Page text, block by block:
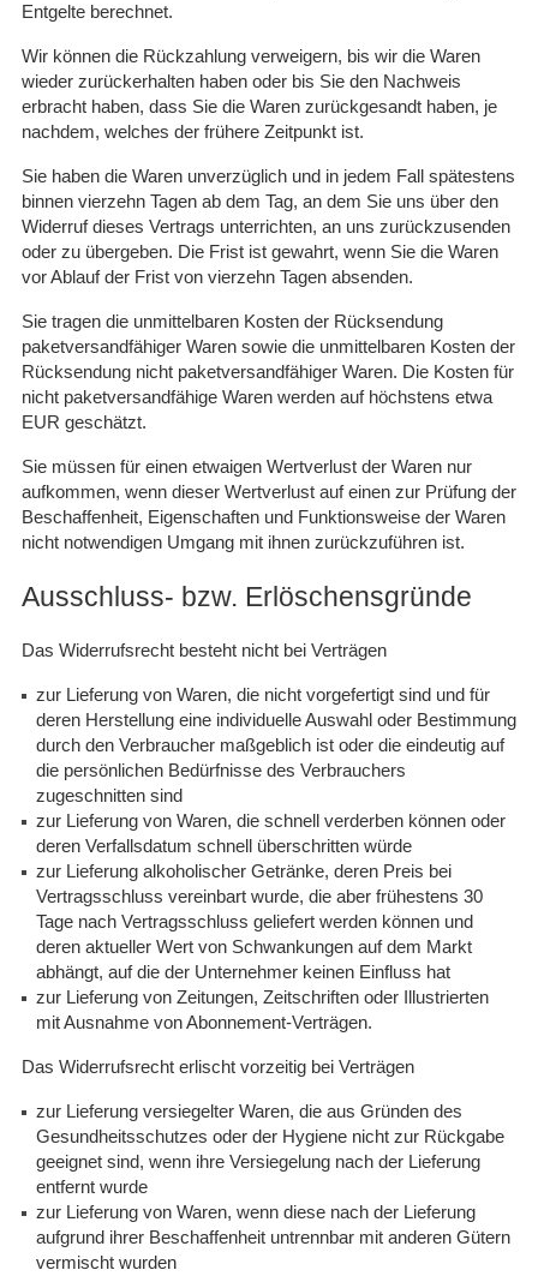
Entgelte berechnet.
Wir können die Rückzahlung verweigern, bis wir die Waren
wieder zurückerhalten haben oder bis Sie den Nachweis
erbracht haben, dass Sie die Waren zurückgesandt haben, je
nachdem, welches der frühere Zeitpunkt ist.
Sie haben die Waren unverzüglich und in jedem Fall spätestens
binnen vierzehn Tagen ab dem Tag, an dem Sie uns über den
Widerruf dieses Vertrags unterrichten, an uns zurückzusenden
oder zu übergeben. Die Frist ist gewahrt, wenn Sie die Waren
vor Ablauf der Frist von vierzehn Tagen absenden.
Sie tragen die unmittelbaren Kosten der Rücksendung
paketversandfähiger Waren sowie die unmittelbaren Kosten der
Rücksendung nicht paketversandfähiger Waren. Die Kosten für
nicht paketversandfähige Waren werden auf höchstens etwa
EUR geschätzt.
Sie müssen für einen etwaigen Wertverlust der Waren nur
aufkommen, wenn dieser Wertverlust auf einen zur Prüfung der
Beschaffenheit, Eigenschaften und Funktionsweise der Waren
nicht notwendigen Umgang mit ihnen zurückzuführen ist.
Ausschluss- bzw. Erlöschensgründe
Das Widerrufsrecht besteht nicht bei Verträgen
zur Lieferung von Waren, die nicht vorgefertigt sind und für
deren Herstellung eine individuelle Auswahl oder Bestimmung
durch den Verbraucher maßgeblich ist oder die eindeutig auf
die persönlichen Bedürfnisse des Verbrauchers
zugeschnitten sind
zur Lieferung von Waren, die schnell verderben können oder
deren Verfallsdatum schnell überschritten würde
zur Lieferung alkoholischer Getränke, deren Preis bei
Vertragsschluss vereinbart wurde, die aber frühestens 30
Tage nach Vertragsschluss geliefert werden können und
deren aktueller Wert von Schwankungen auf dem Markt
abhängt, auf die der Unternehmer keinen Einfluss hat
zur Lieferung von Zeitungen, Zeitschriften oder Illustrierten
mit Ausnahme von Abonnement-Verträgen.
Das Widerrufsrecht erlischt vorzeitig bei Verträgen
zur Lieferung versiegelter Waren, die aus Gründen des
Gesundheitsschutzes oder der Hygiene nicht zur Rückgabe
geeignet sind, wenn ihre Versiegelung nach der Lieferung
entfernt wurde
zur Lieferung von Waren, wenn diese nach der Lieferung
aufgrund ihrer Beschaffenheit untrennbar mit anderen Gütern
vermischt wurden